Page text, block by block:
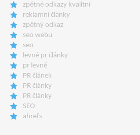
zpětné odkazy kvalitní
reklamní články
zpětný odkaz
seo webu
seo
levné pr články
pr levně
PR článek
PR články
PR články
SEO
ahrefs